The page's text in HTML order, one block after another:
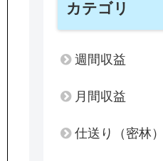
カテゴリ
週間収益
月間収益
仕送り（密林）